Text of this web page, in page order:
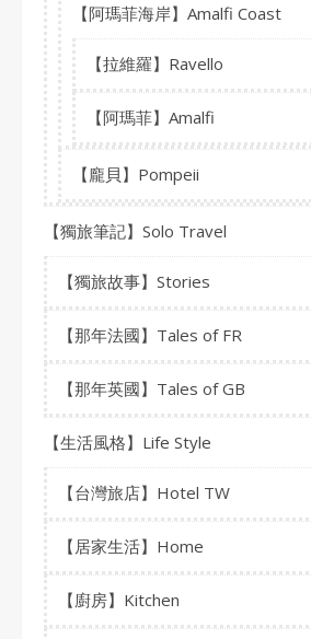
【阿瑪菲海岸】Amalfi Coast
【拉維羅】Ravello
【阿瑪菲】Amalfi
【龐貝】Pompeii
【獨旅筆記】Solo Travel
【獨旅故事】Stories
【那年法國】Tales of FR
【那年英國】Tales of GB
【生活風格】Life Style
【台灣旅店】Hotel TW
【居家生活】Home
【廚房】Kitchen